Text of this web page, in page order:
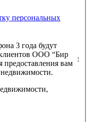
года будут
предоставления вам
информации об объектах недвижимости.
: